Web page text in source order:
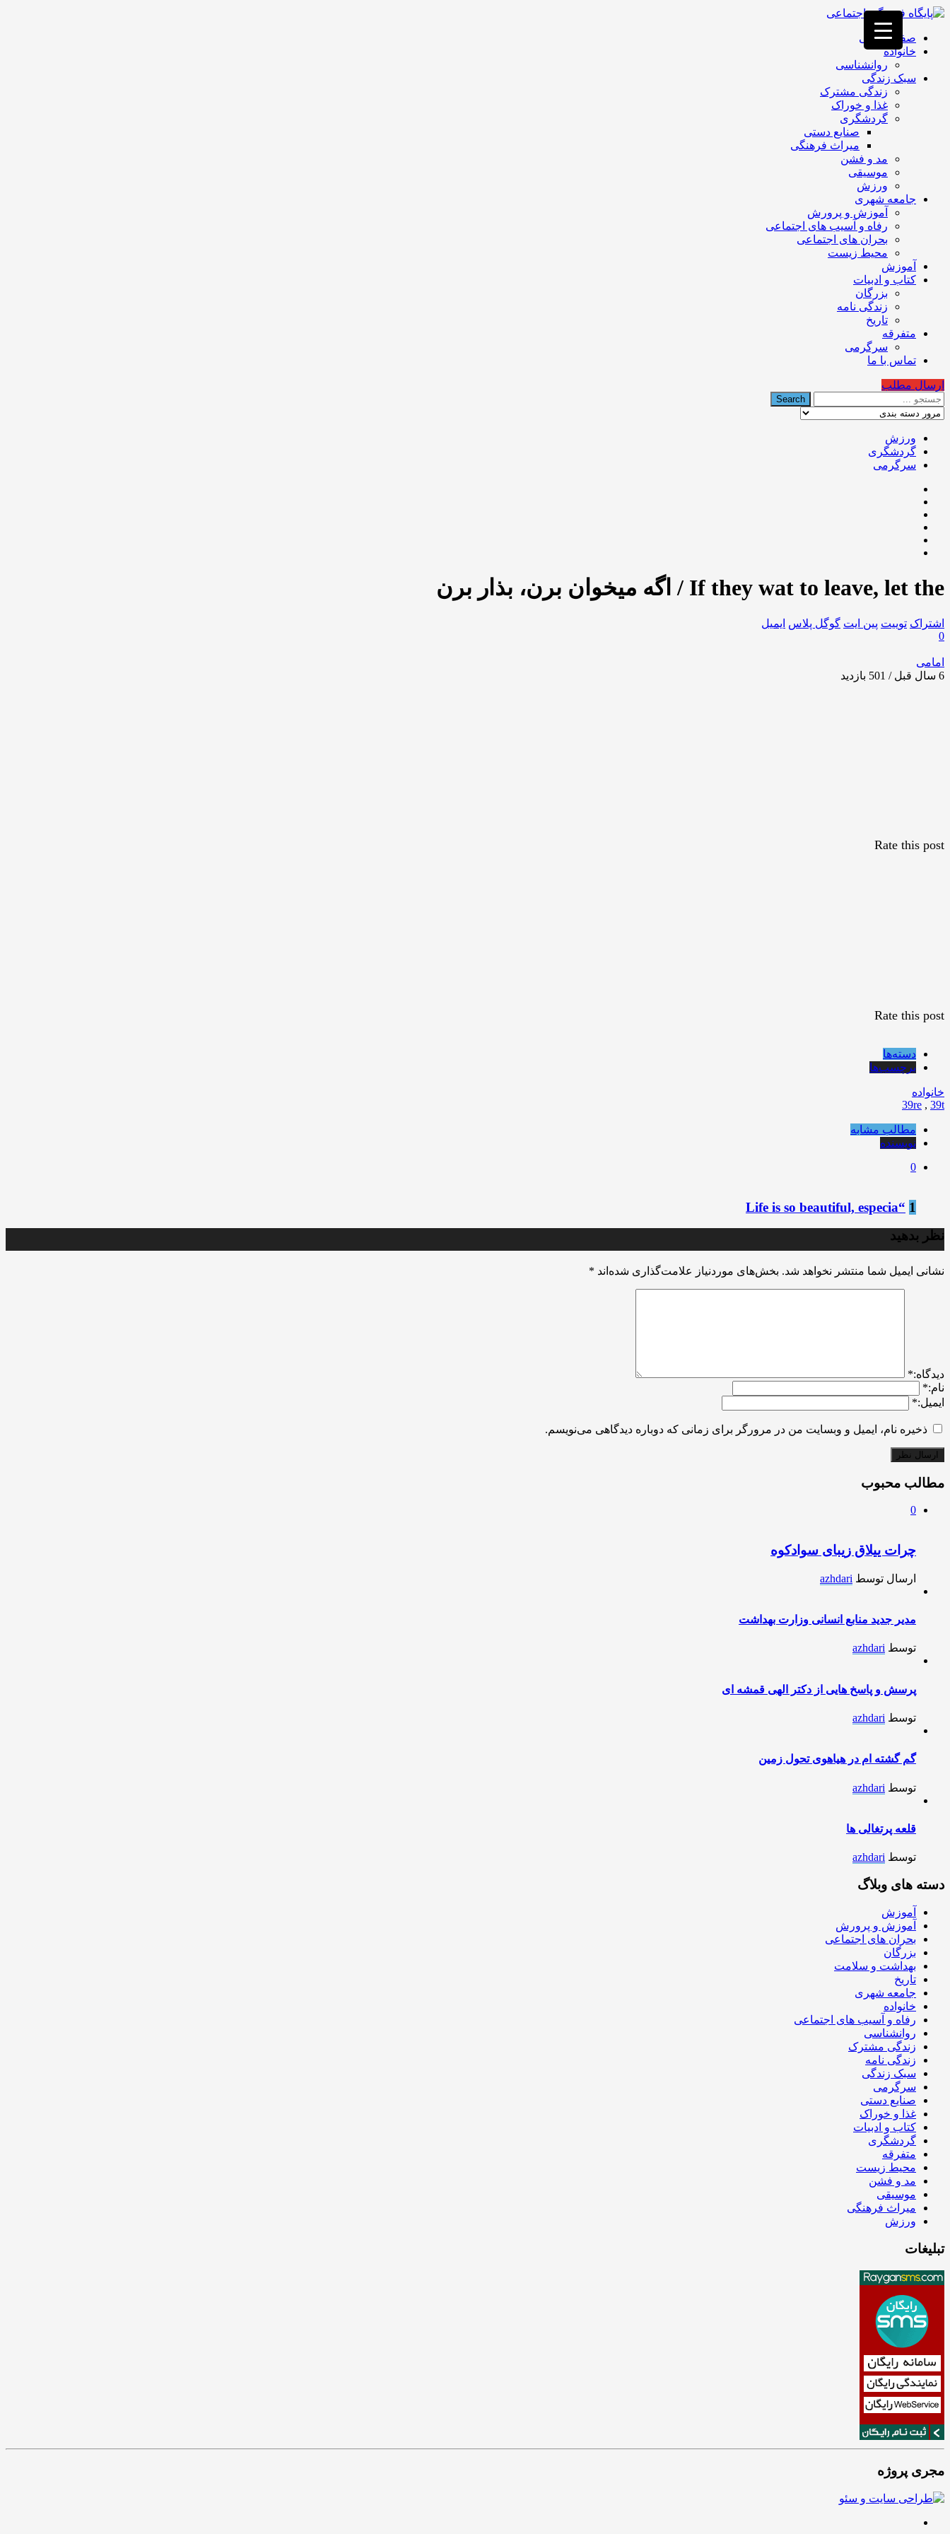
فصد
غرب
تهران
خشکشویی
تصفیه
تهران
صفحه اصلی
خانواده
روانشناسی
سبک زندگی
زندگی مشترک
غذا و خوراک
گردشگری
صنایع دستی
میراث فرهنگی
مد و فشن
موسیقی
ورزش
جامعه شهری
آموزش و پرورش
رفاه و آسیب های اجتماعی
بحران های اجتماعی
محیط زیست
آموزش
کتاب و ادبیات
بزرگان
زندگی نامه
تاریخ
متفرقه
سرگرمی
تماس با ما
ارسال مطلب
ورزش
گردشگری
سرگرمی
If they wat to leave, let the / اگه میخوان برن، بذار برن
اشتراک توییت پین ایت گوگل‌ پلاس ایمیل
0
امامی
6 سال قبل / 501
بازدید
Rate this post
Rate this post
دسته‌ها
برچسب‌ها
خانواده
39re , 39t
مطالب مشابه
نویسنده
0
1
“Life is so beautiful, especia
نظر بدهید
نشانی ایمیل شما منتشر نخواهد شد. بخش‌های موردنیاز علامت‌گذاری شده‌اند *
ديدگاه:*
نام:*
ایمیل:*
ذخیره نام، ایمیل و وبسایت من در مرورگر برای زمانی که دوباره دیدگاهی می‌نویسم.
مطالب محبوب
0
چرات ییلاق زیبای سوادکوه
ارسال توسط azhdari
مدیر جدید منابع انسانی وزارت بهداشت
توسط azhdari
پرسش و پاسخ هایی از دکتر الهی قمشه ای
توسط azhdari
گم گشته ام در هیاهوی تحول زمین
توسط azhdari
قلعه پرتغالی ها
توسط azhdari
دسته های وبلاگ
آموزش
آموزش و پرورش
بحران های اجتماعی
بزرگان
بهداشت و سلامت
تاریخ
جامعه شهری
خانواده
رفاه و آسیب های اجتماعی
روانشناسی
زندگی مشترک
زندگی نامه
سبک زندگی
سرگرمی
صنایع دستی
غذا و خوراک
کتاب و ادبیات
گردشگری
متفرقه
محیط زیست
مد و فشن
موسیقی
میراث فرهنگی
ورزش
تبلیغات
مجری پروژه